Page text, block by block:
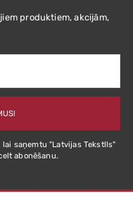
produktiem, akcijām,
saņemtu "Latvijas Tekstlls"
abonēšanu.